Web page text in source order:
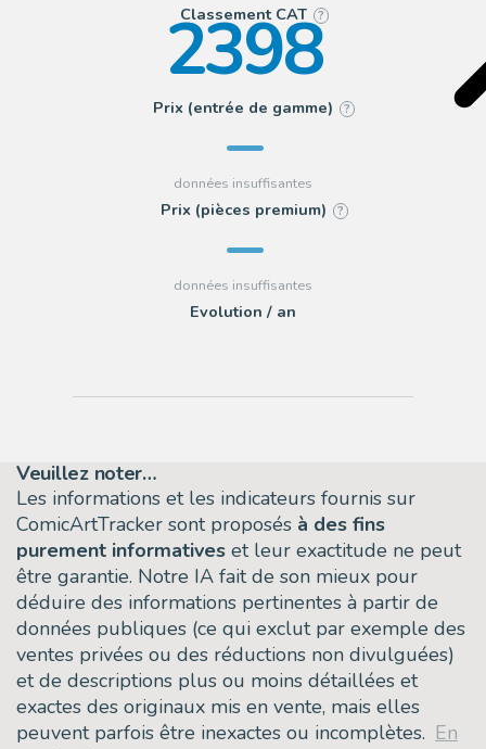
Classement CAT ?
2398
Prix (entrée de gamme) ?
Prix (pièces premium) ?
Evolution / an
Veuillez noter…
Les informations et les indicateurs fournis sur
ComicArtTracker sont proposés à des fins
purement informatives et leur exactitude ne peut
être garantie. Notre IA fait de son mieux pour
déduire des informations pertinentes à partir de
données publiques (ce qui exclut par exemple des
ventes privées ou des réductions non divulguées)
et de descriptions plus ou moins détaillées et
exactes des originaux mis en vente, mais elles
peuvent parfois être inexactes ou incomplètes. En